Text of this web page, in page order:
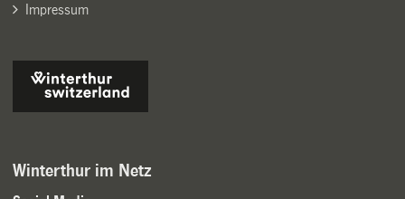
Impressum
Winterthur im Netz